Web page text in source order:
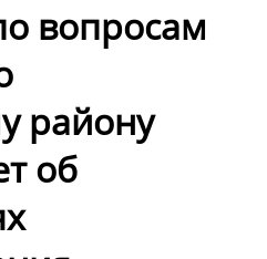
вопросам
району
об